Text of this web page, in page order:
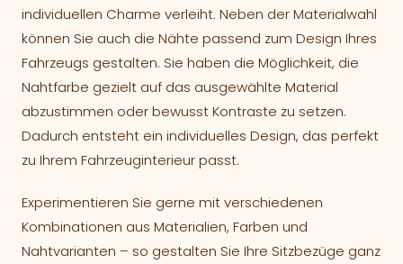
individuellen Charme verleiht. Neben der Materialwahl
können Sie auch die Nähte passend zum Design Ihres
Fahrzeugs gestalten. Sie haben die Möglichkeit, die
Nahtfarbe gezielt auf das ausgewählte Material
abzustimmen oder bewusst Kontraste zu setzen.
Dadurch entsteht ein individuelles Design, das perfekt
zu Ihrem Fahrzeuginterieur passt.
Experimentieren Sie gerne mit verschiedenen
Kombinationen aus Materialien, Farben und
Nahtvarianten – so gestalten Sie Ihre Sitzbezüge ganz